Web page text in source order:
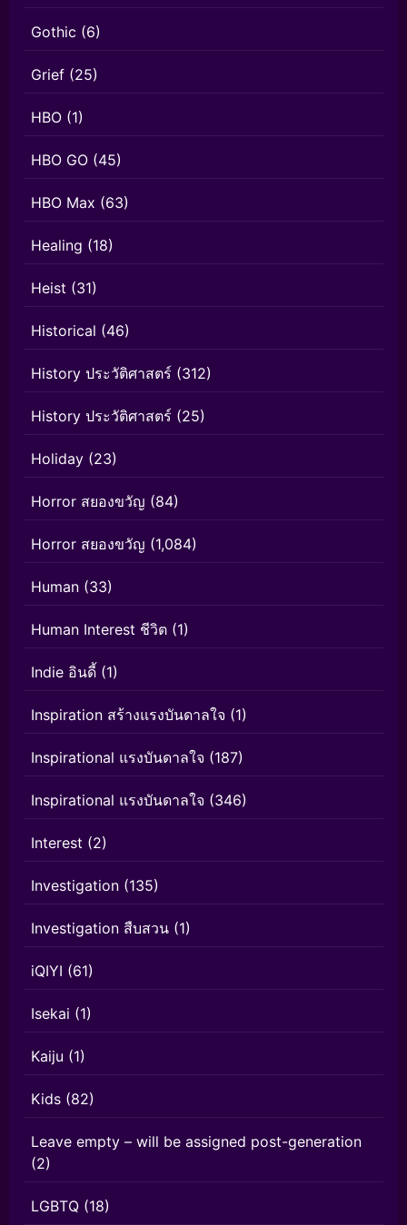
Gothic (6)
Grief (25)
HBO (1)
HBO GO (45)
HBO Max (63)
Healing (18)
Heist (31)
Historical (46)
History ประวัติศาสตร์ (312)
History ประวัติศาสตร์ (25)
Holiday (23)
Horror สยองขวัญ (84)
Horror สยองขวัญ (1,084)
Human (33)
Human Interest ชีวิต (1)
Indie อินดี้ (1)
Inspiration สร้างแรงบันดาลใจ (1)
Inspirational แรงบันดาลใจ (187)
Inspirational แรงบันดาลใจ (346)
Interest (2)
Investigation (135)
Investigation สืบสวน (1)
iQIYI (61)
Isekai (1)
Kaiju (1)
Kids (82)
Leave empty – will be assigned post-generation
(2)
LGBTQ (18)